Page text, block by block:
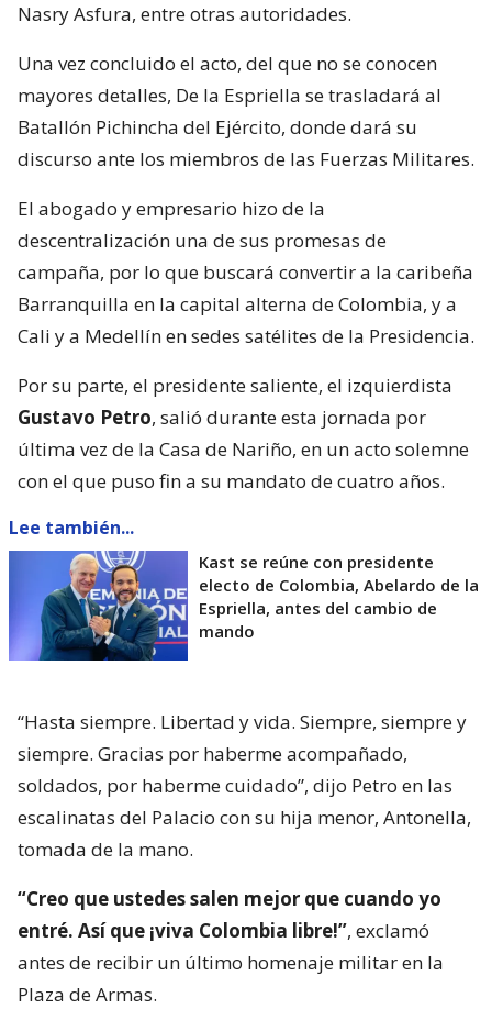
Nasry Asfura, entre otras autoridades.
Una vez concluido el acto, del que no se conocen
mayores detalles, De la Espriella se trasladará al
Batallón Pichincha del Ejército, donde dará su
discurso ante los miembros de las Fuerzas Militares.
El abogado y empresario hizo de la
descentralización una de sus promesas de
campaña, por lo que buscará convertir a la caribeña
Barranquilla en la capital alterna de Colombia, y a
Cali y a Medellín en sedes satélites de la Presidencia.
Por su parte, el presidente saliente, el izquierdista
Gustavo Petro, salió durante esta jornada por
última vez de la Casa de Nariño, en un acto solemne
con el que puso fin a su mandato de cuatro años.
Lee también...
Kast se reúne con presidente
electo de Colombia, Abelardo de la
Espriella, antes del cambio de
mando
“Hasta siempre. Libertad y vida. Siempre, siempre y
siempre. Gracias por haberme acompañado,
soldados, por haberme cuidado”, dijo Petro en las
escalinatas del Palacio con su hija menor, Antonella,
tomada de la mano.
“Creo que ustedes salen mejor que cuando yo
entré. Así que ¡viva Colombia libre!”, exclamó
antes de recibir un último homenaje militar en la
Plaza de Armas.